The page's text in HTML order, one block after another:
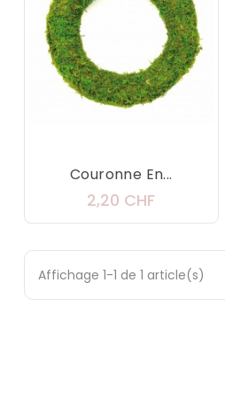
Couronne En...
2,20 CHFPrix
Affichage 1-1 de 1 article(s)